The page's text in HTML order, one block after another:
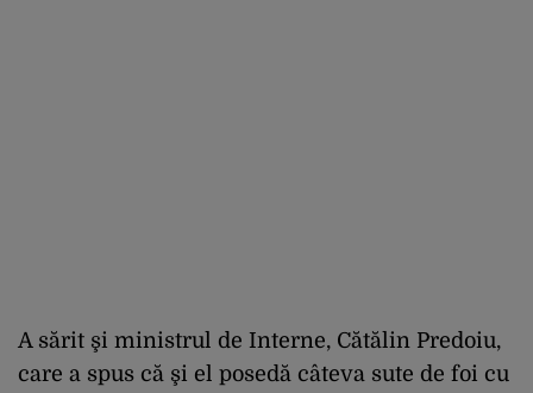
A sărit şi ministrul de Interne, Cătălin Predoiu,
care a spus că şi el posedă câteva sute de foi cu